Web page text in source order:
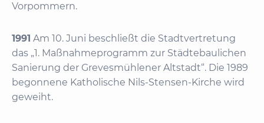
Vorpommern.
1991 Am 10. Juni beschließt die Stadtvertretung
das „1. Maßnahmeprogramm zur Städtebaulichen
Sanierung der Grevesmühlener Altstadt“. Die 1989
begonnene Katholische Nils-Stensen-Kirche wird
geweiht.